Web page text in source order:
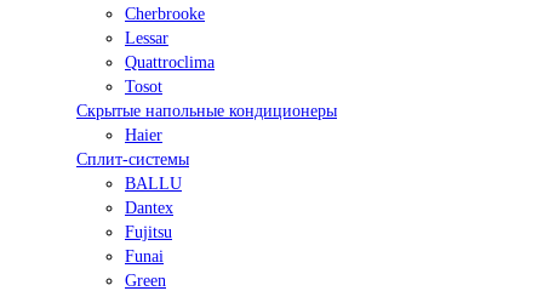
Cherbrooke
Lessar
Quattroclima
Tosot
Скрытые напольные кондиционеры
Haier
Сплит-системы
BALLU
Dantex
Fujitsu
Funai
Green